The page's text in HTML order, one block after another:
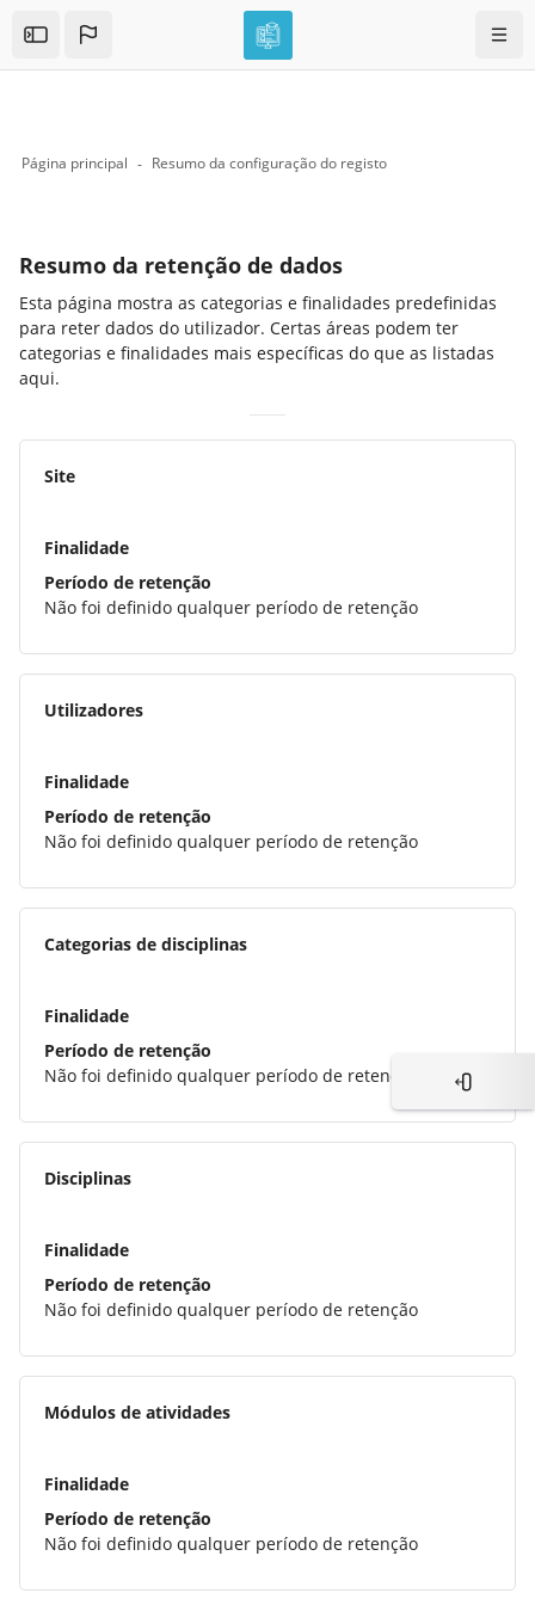
Skip to sidebar navigation menu
Skip to mobile navigation menu
Skip to top bar navigation menu
Open the sidebar
Abrir
Página principal Resumo da configuração do registo
Blocos
Resumo da retenção de dados
Esta página mostra as categorias e finalidades predefinidas
para reter dados do utilizador. Certas áreas podem ter
categorias e finalidades mais específicas do que as listadas
aqui.
Site
Finalidade
Período de retenção
Não foi definido qualquer período de retenção
Utilizadores
Finalidade
Período de retenção
Não foi definido qualquer período de retenção
Categorias de disciplinas
Finalidade
Período de retenção
Não foi definido qualquer período de retenção
Disciplinas
Finalidade
Período de retenção
Não foi definido qualquer período de retenção
Módulos de atividades
Finalidade
Período de retenção
Não foi definido qualquer período de retenção